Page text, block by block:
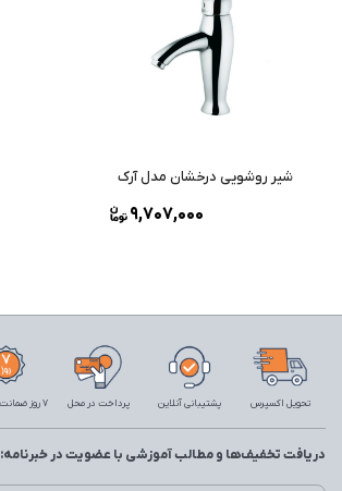
شیر روشویی درخشان مدل آرک
9,707,000
تحویل اکسپرس پشتیبانی آنلاین پرداخت در محل 7 روز ضمانت بازگشت
دریافت تخفیف‌ها و مطالب آموزشی با عضویت در خبرنامه: